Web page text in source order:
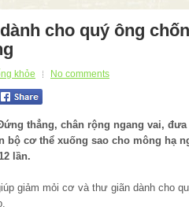
cho quý ông
khỏe No comments
thẳng, chân rộng ngang vai,
bộ cơ thể xuống sao cho mông hạ
lần.
giảm mỏi cơ và thư giãn dành cho